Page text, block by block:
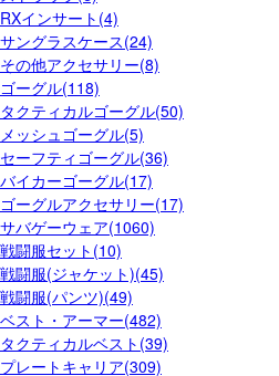
RXインサート(4)
サングラスケース(24)
その他アクセサリー(8)
ゴーグル(118)
タクティカルゴーグル(50)
メッシュゴーグル(5)
セーフティゴーグル(36)
バイカーゴーグル(17)
ゴーグルアクセサリー(17)
サバゲーウェア(1060)
戦闘服セット(10)
戦闘服(ジャケット)(45)
戦闘服(パンツ)(49)
ベスト・アーマー(482)
タクティカルベスト(39)
プレートキャリア(309)